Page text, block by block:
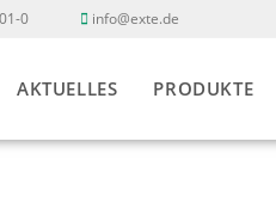
0 info@exte.de
AKTUELLES PRODUKTE